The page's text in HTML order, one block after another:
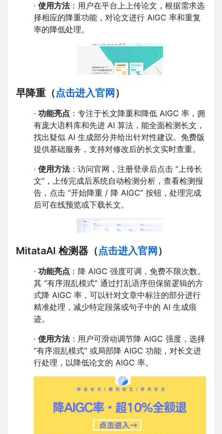
· 使用方法：用户在平台上上传论文，根据需求选
择相应的降重功能，对论文进行 AIGC 率和重复
率的降低处理。
早降重 （点击进入官网 ）
· 功能亮点 ：专注于长文降重和降低 AIGC 率，拥
有庞大语料库和先进 AI 算法，能全面检测长文，
找出疑似 AI 生成部分并给出针对性建议。免费版
提供基础服务，支持对修改后的长文实时查重。
· 使用方法：访问官网，注册登录后点击 “上传长
文”，上传完成后系统自动检测分析，查看检测报
告，点击 “开始降重 / 降 AIGC” 按钮，处理完成
后可在线预览或下载长文。
MitataAI 检测器 （点击进入官网 ）
· 功能亮点 ：降 AIGC 强度可调，免费不限次数。
其 “有序混乱模式” 通过打乱语序但保留逻辑的方
式降 AIGC 率，可以针对文章中标注的部分进行
精准处理，减少特定段落或句子中的 AI 生成痕
迹。
· 使用方法：用户可滑动调节降 AIGC 强度，选择
“有序混乱模式” 或局部降 AIGC 功能，对长文进
行处理，以降低论文的 AIGC 率。